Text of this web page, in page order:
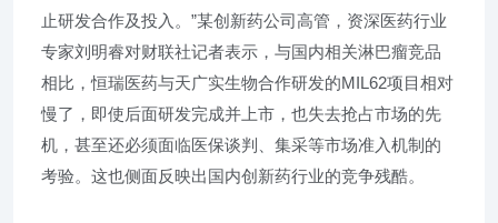
止研发合作及投入。”某创新药公司高管，资深医药行业
专家刘明睿对财联社记者表示，与国内相关淋巴瘤竞品
相比，恒瑞医药与天广实生物合作研发的MIL62项目相对
慢了，即使后面研发完成并上市，也失去抢占市场的先
机，甚至还必须面临医保谈判、集采等市场准入机制的
考验。这也侧面反映出国内创新药行业的竞争残酷。